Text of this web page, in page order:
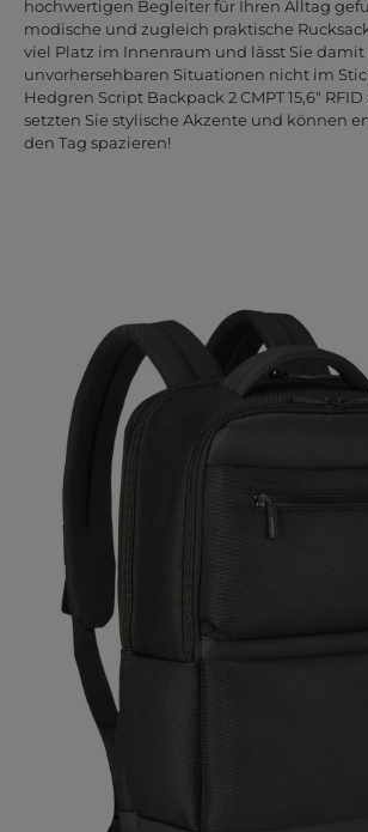
hochwertigen Begleiter für Ihren Alltag
modische und zugleich praktische
viel Platz im Innenraum und lässt Sie damit
unvorhersehbaren Situationen nicht im
Hedgren Script Backpack 2 CMPT 15,6"
setzten Sie stylische Akzente und können
den Tag spazieren!